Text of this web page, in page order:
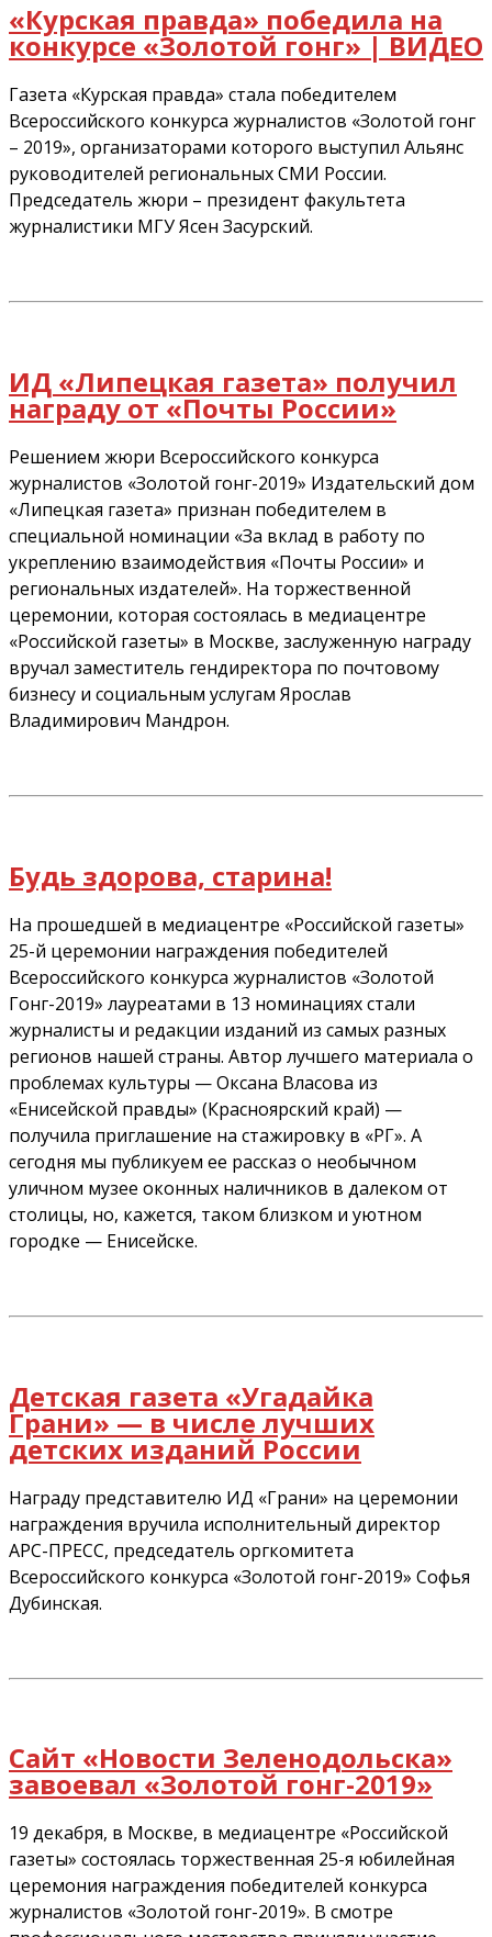
«Курская правда» победила на
конкурсе «Золотой гонг» | ВИДЕО
Газета «Курская правда» стала победителем
Всероссийского конкурса журналистов «Золотой гонг
– 2019», организаторами которого выступил Альянс
руководителей региональных СМИ России.
Председатель жюри – президент факультета
журналистики МГУ Ясен Засурский.
ИД «Липецкая газета» получил
награду от «Почты России»
Решением жюри Всероссийского конкурса
журналистов «Золотой гонг-2019» Издательский дом
«Липецкая газета» признан победителем в
специальной номинации «За вклад в работу по
укреплению взаимодействия «Почты России» и
региональных издателей». На торжественной
церемонии, которая состоялась в медиацентре
«Российской газеты» в Москве, заслуженную награду
вручал заместитель гендиректора по почтовому
бизнесу и социальным услугам Ярослав
Владимирович Мандрон.
Будь здорова, старина!
На прошедшей в медиацентре «Российской газеты»
25-й церемонии награждения победителей
Всероссийского конкурса журналистов «Золотой
Гонг-2019» лауреатами в 13 номинациях стали
журналисты и редакции изданий из самых разных
регионов нашей страны. Автор лучшего материала о
проблемах культуры — Оксана Власова из
«Енисейской правды» (Красноярский край) —
получила приглашение на стажировку в «РГ». А
сегодня мы публикуем ее рассказ о необычном
уличном музее оконных наличников в далеком от
столицы, но, кажется, таком близком и уютном
городке — Енисейске.
Детская газета «Угадайка
Грани» — в числе лучших
детских изданий России
Награду представителю ИД «Грани» на церемонии
награждения вручила исполнительный директор
АРС-ПРЕСС, председатель оргкомитета
Всероссийского конкурса «Золотой гонг-2019» Софья
Дубинская.
Сайт «Новости Зеленодольска»
завоевал «Золотой гонг-2019»
19 декабря, в Москве, в медиацентре «Российской
газеты» состоялась торжественная 25-я юбилейная
церемония награждения победителей конкурса
журналистов «Золотой гонг-2019». В смотре